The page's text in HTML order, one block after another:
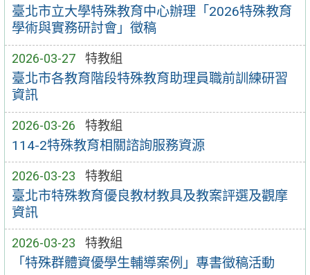
臺北市立大學特殊教育中心辦理「2026特殊教育
學術與實務研討會」徵稿
2026-03-27 特教組
臺北市各教育階段特殊教育助理員職前訓練研習
資訊
2026-03-26 特教組
114-2特殊教育相關諮詢服務資源
2026-03-23 特教組
臺北市特殊教育優良教材教具及教案評選及觀摩
資訊
2026-03-23 特教組
「特殊群體資優學生輔導案例」專書徵稿活動